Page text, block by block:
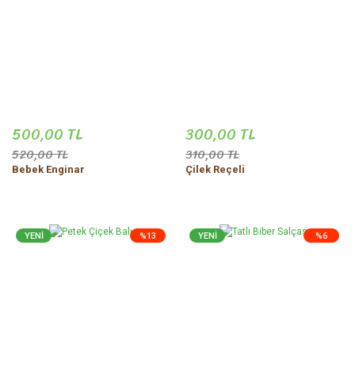
500,00 TL
520,00 TL
Bebek Enginar
300,00 TL
310,00 TL
Çilek Reçeli
%13
YENİ %6
YENİ